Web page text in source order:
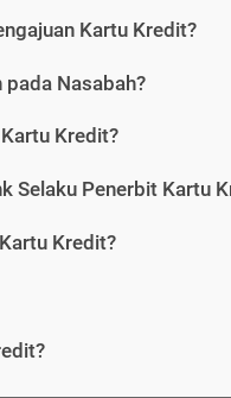
Kartu Kredit?
pada Nasabah?
Kredit?
Selaku Penerbit Kartu
Kredit?